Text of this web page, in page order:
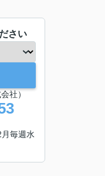
さい
社）
月毎週水